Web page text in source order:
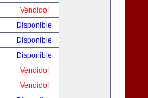
Vendido!
Disponible
Disponible
Disponible
Vendido!
Vendido!